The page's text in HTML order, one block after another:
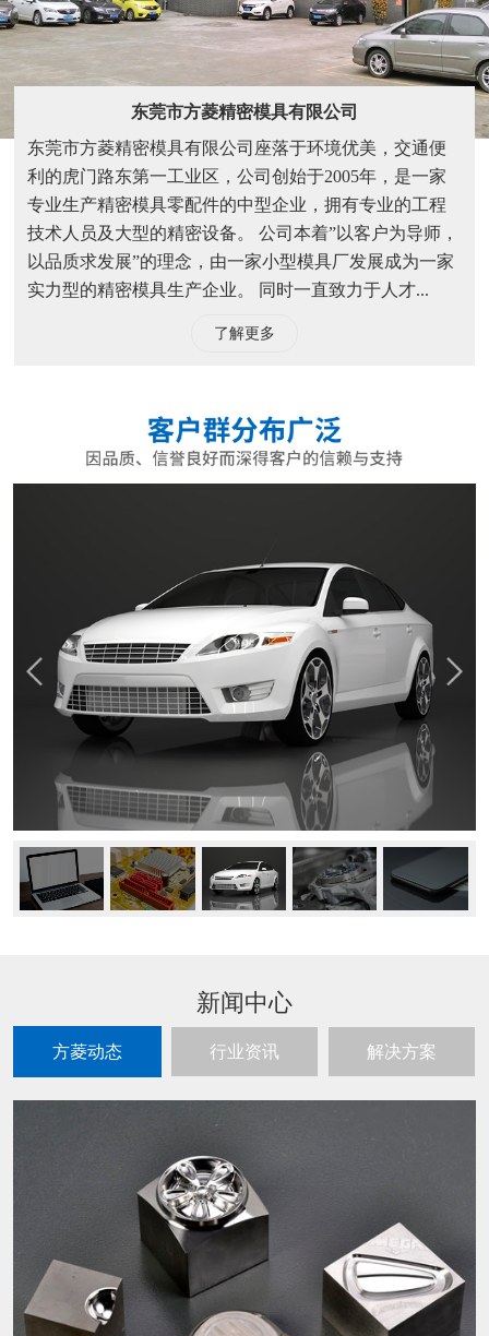
东莞市方菱精密模具有限公司
东莞市方菱精密模具有限公司座落于环境优美，交通便
利的虎门路东第一工业区，公司创始于2005年，是一家
专业生产精密模具零配件的中型企业，拥有专业的工程
技术人员及大型的精密设备。 公司本着”以客户为导师，
以品质求发展”的理念，由一家小型模具厂发展成为一家
实力型的精密模具生产企业。 同时一直致力于人才...
了解更多
新闻中心
方菱动态 行业资讯 解决方案